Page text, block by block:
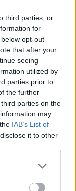
third parties, or
for
opt-out
that after your
seeing
utilized by
parties prior to
the further
parties on the
may
IAB’s List of
it to other
or more Google
may click to
που
- Η αρχική
και η σιωπή